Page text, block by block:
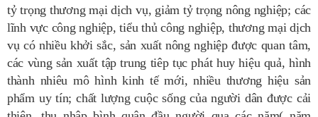
tỷ trọng thương mại dịch vụ, giảm tỷ trọng nông nghiệp; các
lĩnh vực công nghiệp, tiểu thủ công nghiệp, thương mại dịch
vụ có nhiều khởi sắc, sản xuất nông nghiệp được quan tâm,
các vùng sản xuất tập trung tiêp tục phát huy hiệu quả, hình
thành nhiêu mô hình kinh tế mới, nhiều thương hiệu sản
phẩm uy tín; chất lượng cuộc sống của người dân được cải